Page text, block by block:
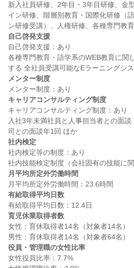
新入社員研修、2年目・3年目研修、金
イン研修、階層別教育・国際化研修（
自己啓発支援
自己啓発支援：あり
各種専門教育・語学系のWEB教育に関
メンター制度
キャリアコンサルティング制度
キャリアコンサルティング制度：あり
入社3年未満社員と人事担当者との面
社内検定
社内検定等の制度：あり
月平均所定外労働時間
有給取得平均日数
育児休業取得者数
女性：育休取得者14名（対象者14名）
役員・管理職の女性比率
女性役員比率：7.7%